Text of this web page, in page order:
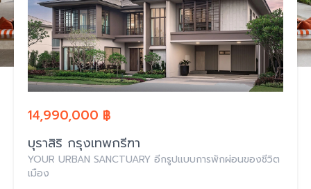
14,990,000 ฿
บุราสิริ กรุงเทพกรีฑา
YOUR URBAN SANCTUARY อีกรูปแบบการพักผ่อนของชีวิต
เมือง